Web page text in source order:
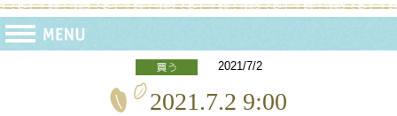
2021/7/2
2021.7.2 9:00